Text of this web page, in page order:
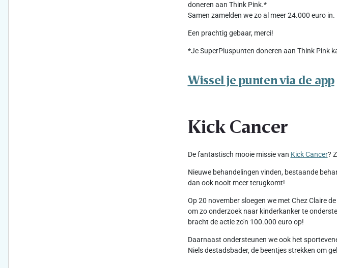
doneren aan Think Pink.*
Samen zamelden we zo al meer 24.000 euro in.
Een prachtig gebaar, merci!
*Je SuperPluspunten doneren aan Think Pink
Wissel je punten via de app
Kick Cancer
De fantastisch mooie missie van Kick Cancer?
Nieuwe behandelingen vinden, bestaande
dan ook nooit meer terugkomt!
Op 20 november sloegen we met Chez Claire
om zo onderzoek naar kinderkanker te
bracht de actie zo'n 100.000 euro op!
Daarnaast ondersteunen we ook het
Niels destadsbader, de beentjes strekken om